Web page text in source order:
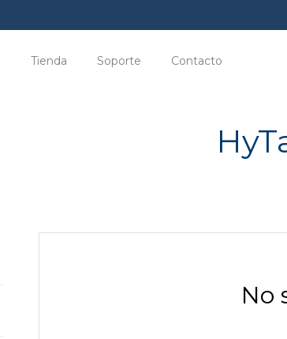
Tienda Soporte Contacto
No